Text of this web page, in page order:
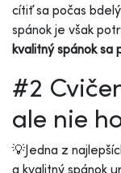
cítiť sa počas
spánok je však
kvalitný spánok sa
#2
ale nie
💡Jedna z
a kvalitný spánok